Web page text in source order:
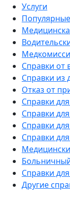
Услуги
Справки от
Справки из
Отказ от
Справки
Справки
Справки
Справки
Справки
Другие